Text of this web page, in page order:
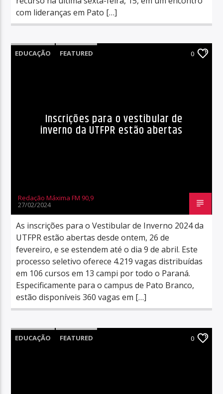
com lideranças em Pato […]
EDUCAÇÃO FEATURED 0
Inscrições para o vestibular de
inverno da UTFPR estão abertas
Redação Máxima FM 90,9
27/02/2024
As inscrições para o Vestibular de Inverno 2024 da
UTFPR estão abertas desde ontem, 26 de
fevereiro, e se estendem até o dia 9 de abril. Este
processo seletivo oferece 4.219 vagas distribuídas
em 106 cursos em 13 campi por todo o Paraná.
Especificamente para o campus de Pato Branco,
estão disponíveis 360 vagas em […]
EDUCAÇÃO FEATURED 0